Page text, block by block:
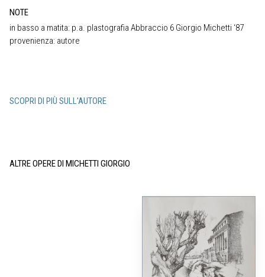
NOTE
in basso a matita: p.a. plastografia Abbraccio 6 Giorgio Michetti ‘87
provenienza: autore
SCOPRI DI PIÙ SULL'AUTORE
ALTRE OPERE DI MICHETTI GIORGIO